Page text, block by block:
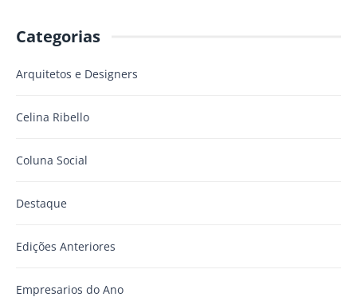
Categorias
Arquitetos e Designers
Celina Ribello
Coluna Social
Destaque
Edições Anteriores
Empresarios do Ano